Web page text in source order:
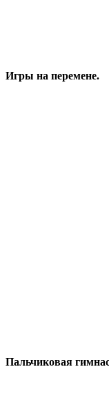
Игры на перемене.
Пальчиковая